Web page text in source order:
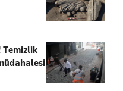
Temizlik